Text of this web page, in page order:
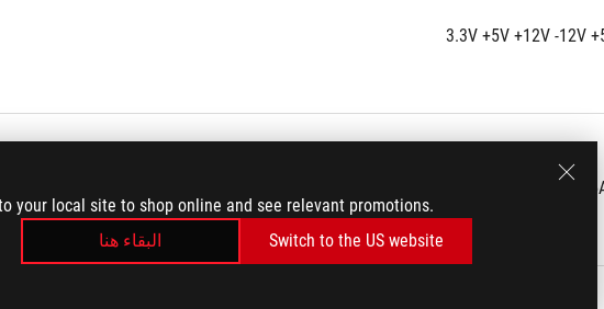
your local site to shop online and see relevant promotions.
البقاء هنا
Switch to the US website